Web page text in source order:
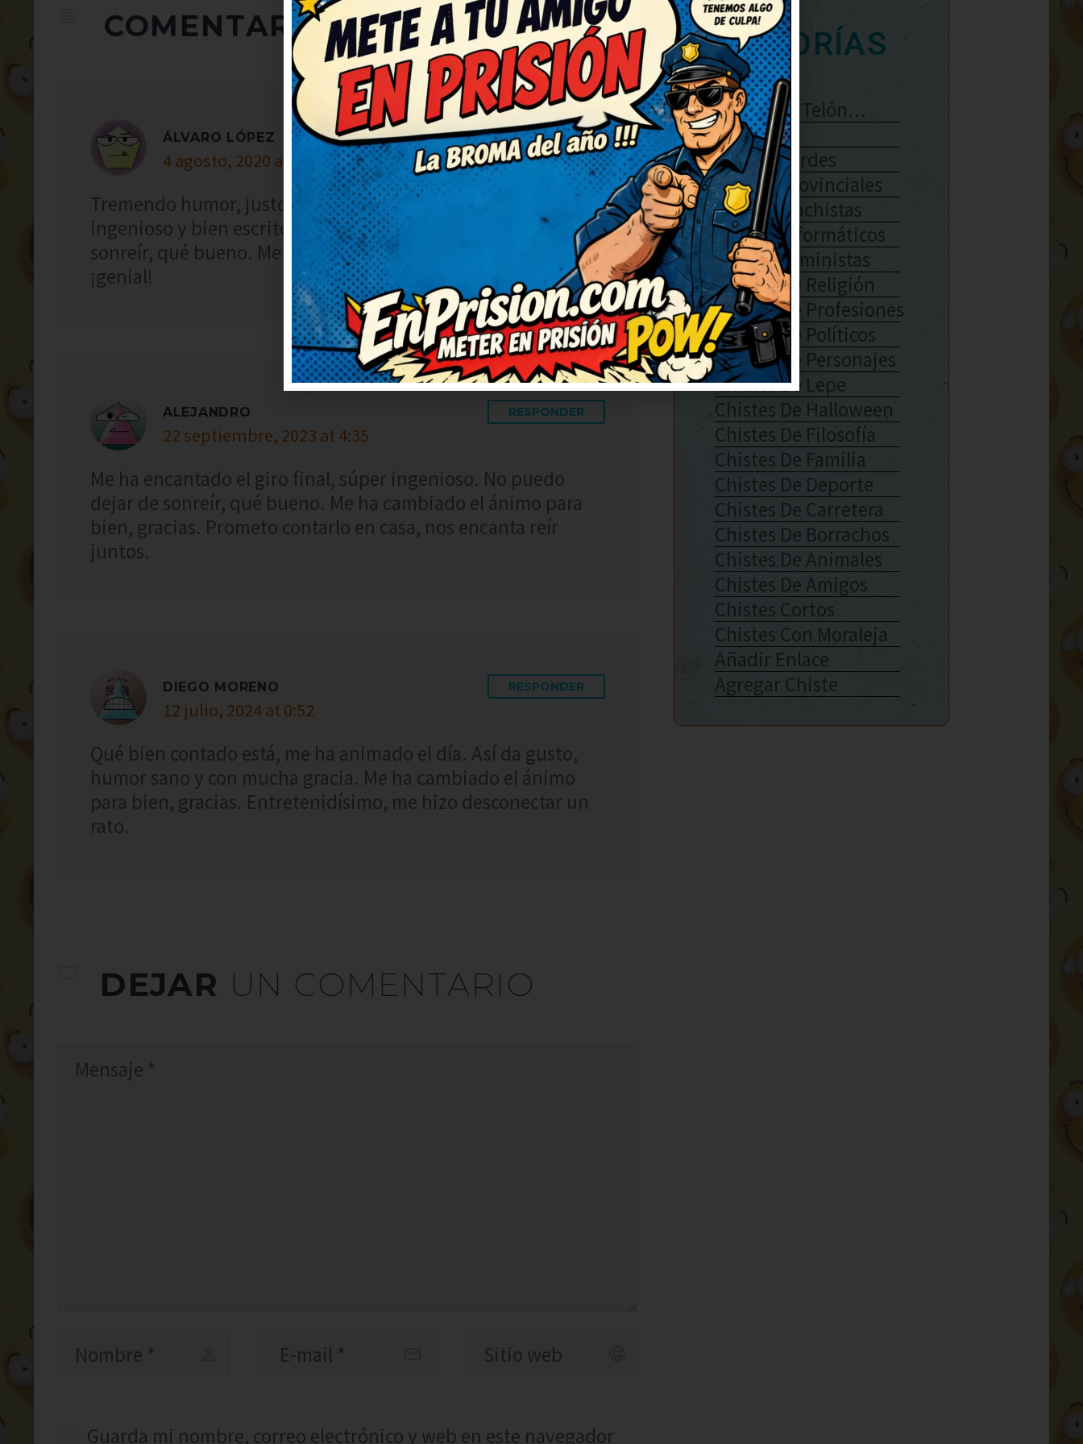
COMENTARIOS(3)
ÁLVARO LÓPEZ
4 agosto, 2020 at 12:04
RESPONDER
Tremendo humor, justo lo que necesitaba ahora. Muy
ingenioso y bien escrito, ¡enhorabuena! No puedo dejar de
sonreír, qué bueno. Me he quedado con una sonrisa tonta,
¡genial!
ALEJANDRO
22 septiembre, 2023 at 4:35
RESPONDER
Me ha encantado el giro final, súper ingenioso. No puedo
dejar de sonreír, qué bueno. Me ha cambiado el ánimo para
bien, gracias. Prometo contarlo en casa, nos encanta reír
juntos.
DIEGO MORENO
12 julio, 2024 at 0:52
RESPONDER
Qué bien contado está, me ha animado el día. Así da gusto,
humor sano y con mucha gracia. Me ha cambiado el ánimo
para bien, gracias. Entretenidísimo, me hizo desconectar un
rato.
DEJAR UN COMENTARIO
Guarda mi nombre, correo electrónico y web en este navegador
CATEGORÍAS
Se Abre El Telón…
Enlaces
Chistes Verdes
Chistes Provinciales
Chistes Machistas
Chistes Informáticos
Chistes Feministas
Chistes De Religión
Chistes De Profesiones
Chistes De Políticos
Chistes De Personajes
Chistes De Lepe
Chistes De Halloween
Chistes De Filosofía
Chistes De Familia
Chistes De Deporte
Chistes De Carretera
Chistes De Borrachos
Chistes De Animales
Chistes De Amigos
Chistes Cortos
Chistes Con Moraleja
Añadir Enlace
Agregar Chiste